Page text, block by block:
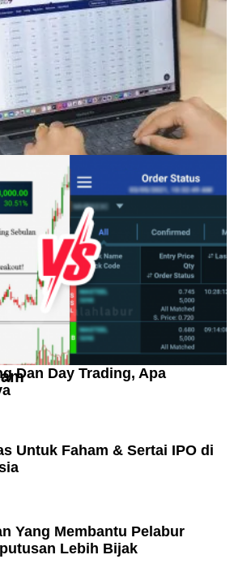
Yang Semakin Dicari
Bukan Untuk Mereka Yang
Dan Day Trading, Apa
Untuk Faham & Sertai IPO di
Yang Membantu Pelabur
Lebih Bijak